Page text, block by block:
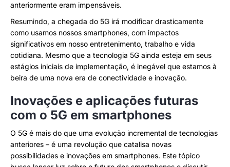
anteriormente eram impensáveis.
Resumindo, a chegada do 5G irá modificar drasticamente
como usamos nossos smartphones, com impactos
significativos em nosso entretenimento, trabalho e vida
cotidiana. Mesmo que a tecnologia 5G ainda esteja em seus
estágios iniciais de implementação, é inegável que estamos à
beira de uma nova era de conectividade e inovação.
Inovações e aplicações futuras
com o 5G em smartphones
O 5G é mais do que uma evolução incremental de tecnologias
anteriores – é uma revolução que catalisa novas
possibilidades e inovações em smartphones. Este tópico